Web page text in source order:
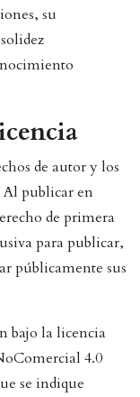
su
de autor y los
Al publicar en
de primera
para publicar,
públicamente sus
bajo la licencia
4.0
se indique